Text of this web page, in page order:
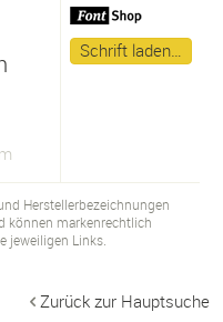
Schrift laden…
Herstellerbezeichnungen
können markenrechtlich
jeweiligen Links.
Zurück zur Hauptsuche